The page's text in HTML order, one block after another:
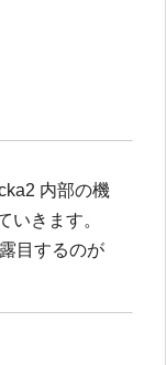
内部の機
いきます。
目するのが